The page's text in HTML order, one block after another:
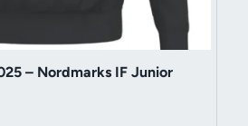
– Nordmarks IF Junior